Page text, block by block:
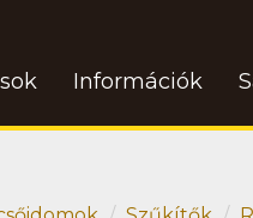
Információk